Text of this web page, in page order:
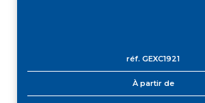
réf. GEXC1921
À partir de